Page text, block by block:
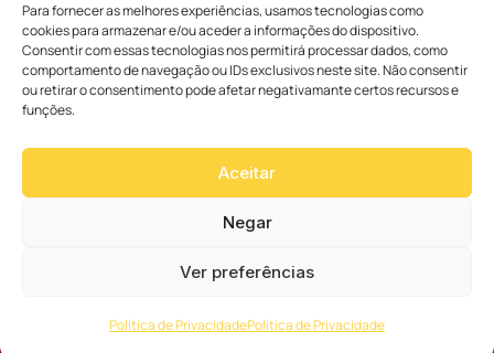
Para fornecer as melhores experiências, usamos tecnologias como
cookies para armazenar e/ou aceder a informações do dispositivo.
Consentir com essas tecnologias nos permitirá processar dados, como
comportamento de navegação ou IDs exclusivos neste site. Não consentir
ou retirar o consentimento pode afetar negativamante certos recursos e
funções.
Aceitar
Negar
Ver preferências
Política de PrivacidadePolítica de Privacidade
Notícias
Notícias da Arquidiocese
Notícias Cáritas
Palavra dos Bispos
Cúria Diocesana
Fundo Diocesano
Vicariatos da Educação
Eventos
por